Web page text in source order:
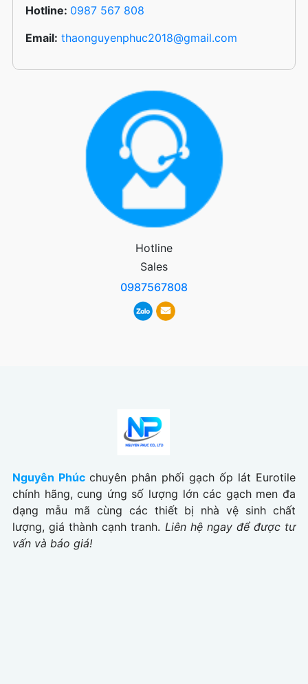
Hotline: 0987 567 808
Email: thaonguyenphuc2018@gmail.com
Hotline
Sales
0987567808
Nguyên Phúc chuyên phân phối gạch ốp lát Eurotile
chính hãng, cung ứng số lượng lớn các gạch men đa
dạng mẫu mã cùng các thiết bị nhà vệ sinh chất
lượng, giá thành cạnh tranh. Liên hệ ngay để được tư
vấn và báo giá!